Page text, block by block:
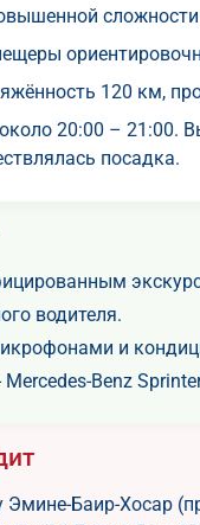
120 км,
20:00 – 21:00.
посадка.
водителя.
и
Benz
Эмине-Баир-Хосар